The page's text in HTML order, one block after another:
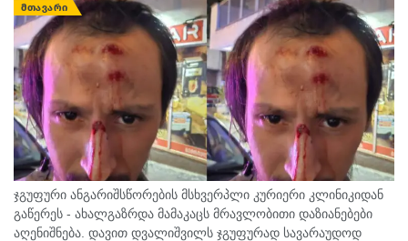
ᲛᲗᲐᲕᲐᲠᲘ
ჯგუფური ანგარიშსწორების მსხვერპლი კურიერი კლინიკიდან
გაწერეს - ახალგაზრდა მამაკაცს მრავლობითი დაზიანებები
აღენიშნება. დავით დვალიშვილს ჯგუფურად სავარაუდოდ